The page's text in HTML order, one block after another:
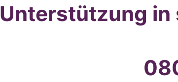
Unterstützung in